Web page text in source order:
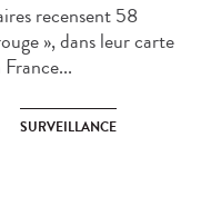
recensent 58
», dans leur carte
SURVEILLANCE